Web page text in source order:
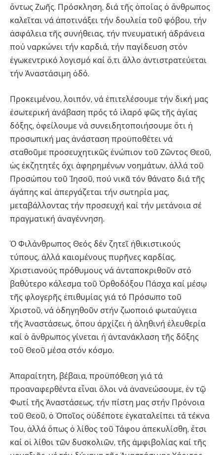
ὄντως Ζωῆς. Πρόσκληση, διά τῆς ὁποίας ὁ ἄνθρωπος
καλεῖται νά ἀποτινάξει τήν δουλεία τοῦ φόβου, τήν
ἀσφάλεια τῆς συνήθειας, τήν πνευματική ἀδράνεια
πού ναρκώνει τήν καρδιά, τήν παγίδευση στόν
ἐγωκεντρικό λογισμό καί ὅ,τι ἄλλο ἀντιστρατεύεται
τήν Ἀναστάσιμη ὁδό.
Προκειμένου, λοιπόν, νά ἐπιτελέσουμε τήν δική μας
ἐσωτερική ἀνάβαση πρός τό ἱλαρό φῶς τῆς ἁγίας
δόξης, ὀφείλουμε νά συνειδητοποιήσουμε ὅτι ἡ
προσωπική μας ἀνάσταση προϋποθέτει νά
σταθοῦμε προσευχητικῶς ἐνώπιον τοῦ Ζῶντος Θεοῦ,
ὡς ἐκζητητές ὄχι ἀφηρημένων νοημάτων, ἀλλά τοῦ
Προσώπου τοῦ Ἰησοῦ, πού νικᾶ τόν θάνατο διά τῆς
ἀγάπης καί ἀπεργάζεται τήν σωτηρία μας,
μεταβάλλοντας τήν προσευχή καί τήν μετάνοια σέ
πραγματική ἀναγέννηση.
Ὁ Φιλάνθρωπος Θεός δέν ζητεῖ ἠθικιστικούς
τύπους, ἀλλά καιομένους πυρῆνες καρδίας,
Χριστιανούς πρόθυμους νά ἀνταποκριθοῦν στό
βαθύτερο κάλεσμα τοῦ Ὀρθοδόξου Πάσχα καί μέσῳ
τῆς φλογερῆς ἐπιθυμίας γιά τό Πρόσωπο τοῦ
Χριστοῦ, νά ὁδηγηθοῦν στήν ζωοποιό φωταύγεια
τῆς Ἀναστάσεως, ὅπου ἀρχίζει ἡ ἀληθινή ἐλευθερία
καί ὁ ἄνθρωπος γίνεται ἡ ἀντανάκλαση τῆς δόξης
τοῦ Θεοῦ μέσα στόν κόσμο.
Ἀπαραίτητη, βέβαια, προϋπόθεση γιά τά
προαναφερθέντα εἶναι ὅλοι νά ἀνανεώσουμε, ἐν τῷ
Φωτί τῆς Ἀναστάσεως, τήν πίστη μας στήν Πρόνοια
τοῦ Θεοῦ, ὁ Ὁποῖος οὐδέποτε ἐγκαταλείπει τά τέκνα
Του, ἀλλά ὅπως ὁ λίθος τοῦ Τάφου ἀπεκυλίσθη, ἔτσι
καί οἱ λίθοι τῶν δυσκολιῶν, τῆς ἀμφιβολίας καί τῆς